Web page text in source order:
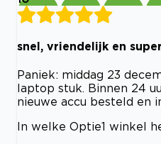
snel, vriendelijk en
Paniek: middag 23
laptop stuk. Binnen 24
nieuwe accu besteld en
In welke Optie1 winkel